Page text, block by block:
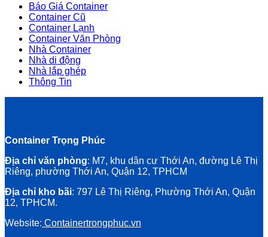
Báo Giá Container
Container Cũ
Container Lạnh
Container Văn Phòng
Nhà Container
Nhà di động
Nhà lắp ghép
Thông Tin
Container Trọng Phúc
Địa chỉ văn phòng: M7, khu dân cư Thới An, đường Lê Thị
Riêng, phường Thới An, Quận 12, TPHCM
Địa chỉ kho bãi: 797 Lê Thị Riêng, Phường Thới An, Quận
12, TPHCM.
Website: Containertrongphuc.vn